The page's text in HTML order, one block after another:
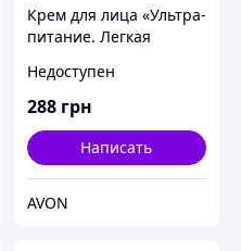
Крем для лица «Ультра-
питание. Легкая
Эйвон, Ейвон
Недоступен
288 грн
Написать
AVON